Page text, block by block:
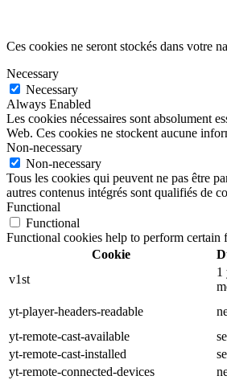
Ces cookies ne seront stockés dans votre
Necessary
Necessary
Always Enabled
Les cookies nécessaires sont absolument
Web. Ces cookies ne stockent aucune
Non-necessary
Non-necessary
Tous les cookies qui peuvent ne pas être
autres contenus intégrés sont qualifiés de
Functional
Functional
Functional cookies help to perform certain
Cookie
v1st
1
yt-player-headers-readable
yt-remote-cast-available
yt-remote-cast-installed
yt-remote-connected-devices